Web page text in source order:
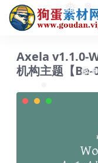
❅
❅❅
Axela v1.1.0-
机构主题【Be-